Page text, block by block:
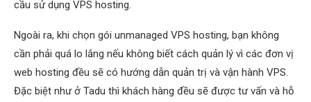
cầu sử dụng VPS hosting.
Ngoài ra, khi chọn gói unmanaged VPS hosting, bạn không
cần phải quá lo lắng nếu không biết cách quản lý vì các đơn vị
web hosting đều sẽ có hướng dẫn quản trị và vận hành VPS.
Đặc biệt như ở Tadu thì khách hàng đều sẽ được tư vấn và hỗ